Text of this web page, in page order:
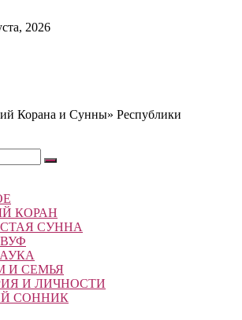
2026
Корана и Сунны» Республики
КОРАН
СУННА
И СЕМЬЯ
И ЛИЧНОСТИ
СОННИК